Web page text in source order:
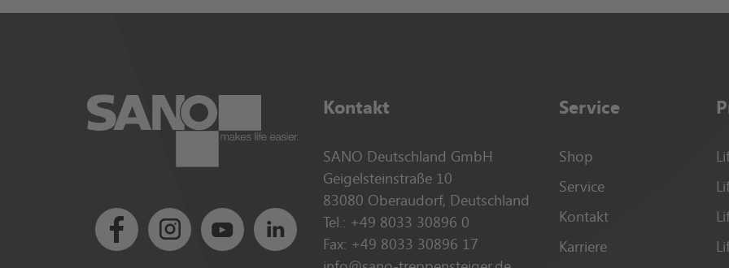
Kontakt
SANO Deutschland GmbH
Geigelsteinstraße 10
83080 Oberaudorf, Deutschland
Tel.: +49 8033 30896 0
Fax: +49 8033 30896 17
Service
Shop
Service
Kontakt
Karriere